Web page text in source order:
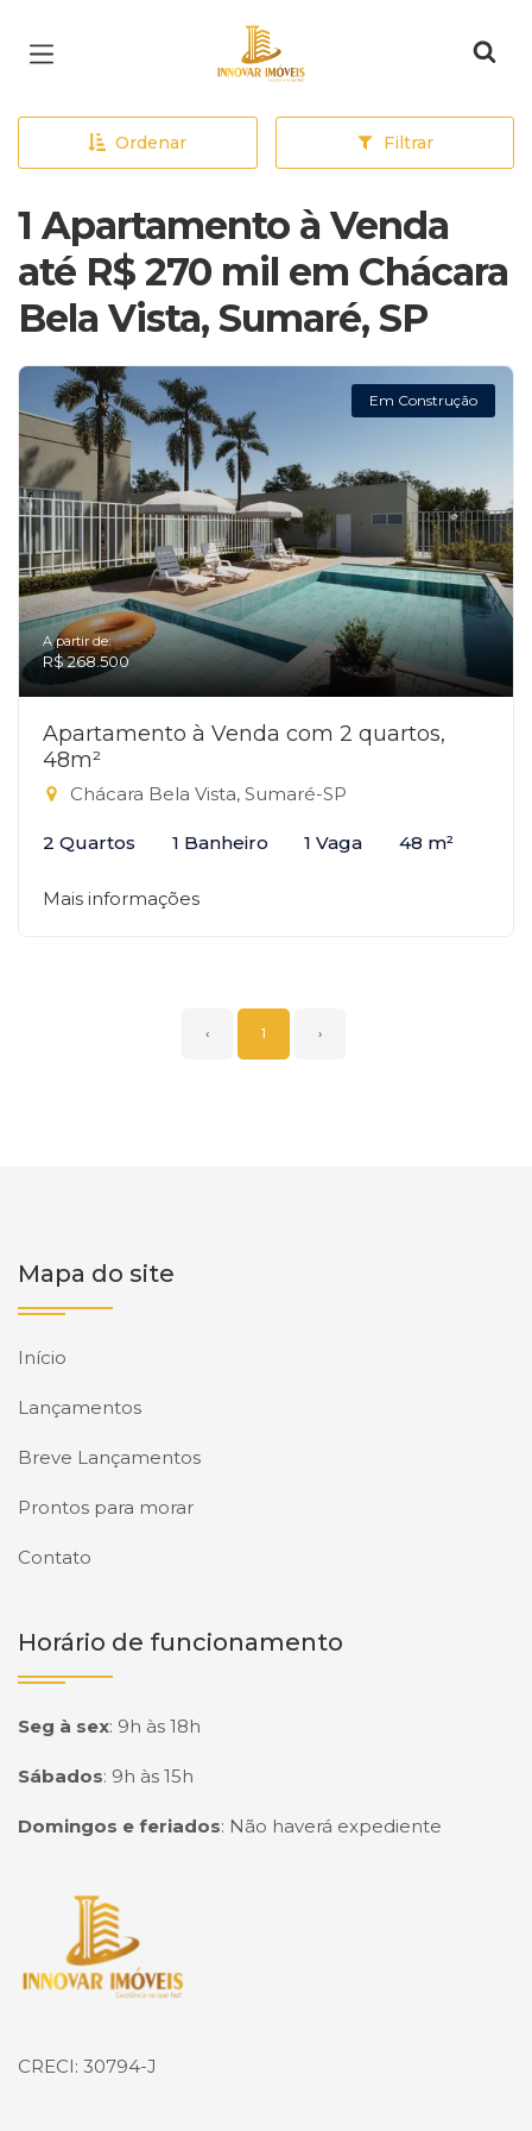
Página inicial
Ordenar Filtrar
1 Apartamento à Venda
até R$ 270 mil em Chácara
Bela Vista, Sumaré, SP
Em Construção
A partir de:
R$ 268.500
Apartamento à Venda com 2 quartos,
48m²
Chácara Bela Vista, Sumaré-SP
2 Quartos 1 Banheiro 1 Vaga 48 m²
Mais informações
‹ 1 ›
Mapa do site
Início
Lançamentos
Breve Lançamentos
Prontos para morar
Contato
Horário de funcionamento
Seg à sex: 9h às 18h
Sábados: 9h às 15h
Domingos e feriados: Não haverá expediente
Página inicial
CRECI: 30794-J